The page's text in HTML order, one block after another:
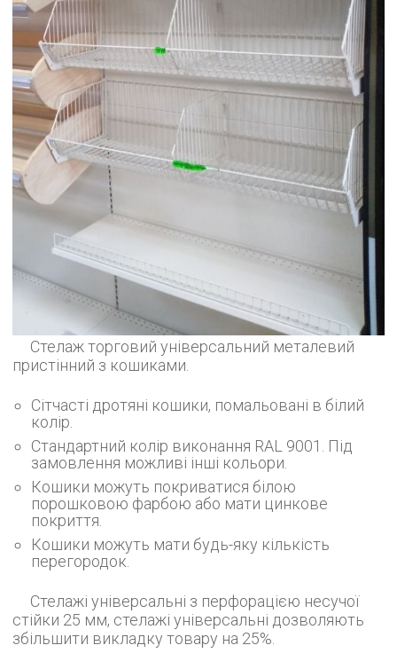
Стелаж торговий універсальний металевий
пристінний з кошиками.
Сітчасті дротяні кошики, помальовані в білий
колір.
Стандартний колір виконання RAL 9001. Під
замовлення можливі інші кольори.
Кошики можуть покриватися білою
порошковою фарбою або мати цинкове
покриття.
Кошики можуть мати будь-яку кількість
перегородок.
Стелажі універсальні з перфорацією несучої
стійки 25 мм, стелажі універсальні дозволяють
збільшити викладку товару на 25%.